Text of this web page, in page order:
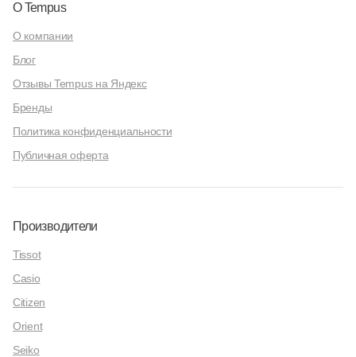
О Tempus
О компании
Блог
Отзывы Tempus на Яндекс
Бренды
Политика конфиденциальности
Публичная оферта
Производители
Tissot
Casio
Citizen
Orient
Seiko